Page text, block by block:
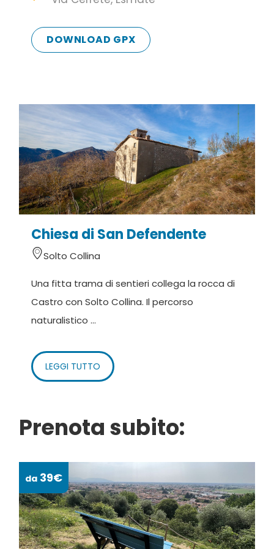
calcio in via Monte Clemo oppure nei pressi del
cimitero in via Cerrete.
Vicino alla chiesa si trova un’area attrezzata per
picnic oltre a panchine dalla quali poter godere
vedute mozzafiato che spaziano dalla
Valcamonica con l’Adamello all’alto lago d’Iseo,
dalla Corna dei Trentapassi a Monte Isola e al
basso lago.
DOWNLOAD GPX
Chiesa di San Defendente
Solto Collina
Una fitta trama di sentieri collega la rocca di
Castro con Solto Collina. Il percorso
naturalistico ...
LEGGI TUTTO
Prenota subito:
da 39€